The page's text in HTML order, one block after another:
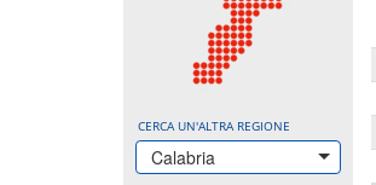
CERCA UN'ALTRA REGIONE
Calabria